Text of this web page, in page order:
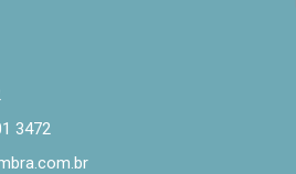
3472